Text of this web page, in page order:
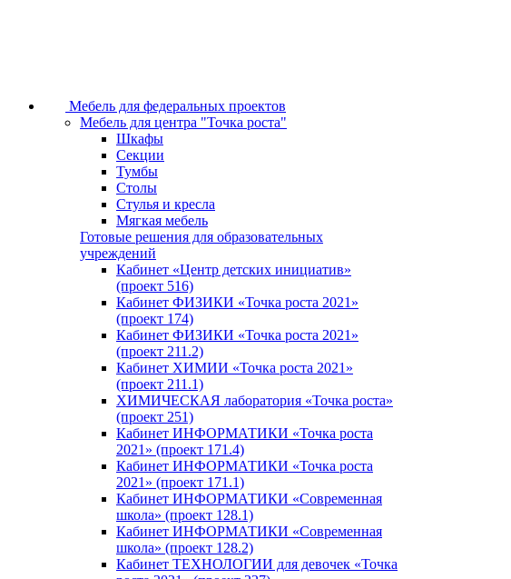
Мебель для федеральных проектов
Мебель для центра "Точка роста"
Шкафы
Секции
Тумбы
Столы
Стулья и кресла
Мягкая мебель
Готовые решения для образовательных
учреждений
Кабинет «Центр детских инициатив»
(проект 516)
Кабинет ФИЗИКИ «Точка роста 2021»
(проект 174)
Кабинет ФИЗИКИ «Точка роста 2021»
(проект 211.2)
Кабинет ХИМИИ «Точка роста 2021»
(проект 211.1)
ХИМИЧЕСКАЯ лаборатория «Точка роста»
(проект 251)
Кабинет ИНФОРМАТИКИ «Точка роста
2021» (проект 171.4)
Кабинет ИНФОРМАТИКИ «Точка роста
2021» (проект 171.1)
Кабинет ИНФОРМАТИКИ «Современная
школа» (проект 128.1)
Кабинет ИНФОРМАТИКИ «Современная
школа» (проект 128.2)
Кабинет ТЕХНОЛОГИИ для девочек «Точка